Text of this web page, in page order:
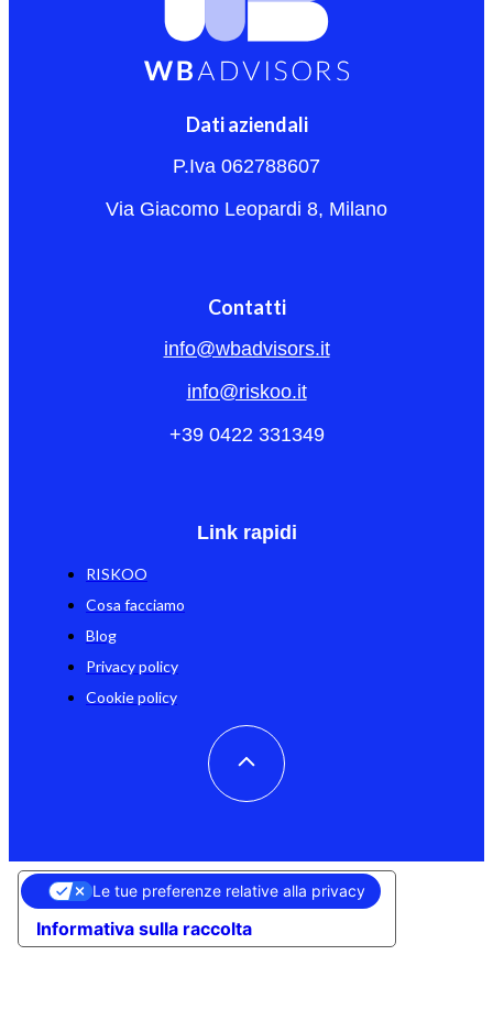
Dati aziendali
P.Iva 062788607
Via Giacomo Leopardi 8, Milano
Contatti
info@wbadvisors.it
info@riskoo.it
+39 0422 331349
Link rapidi
RISKOO
Cosa facciamo
Blog
Privacy policy
Cookie policy
Informativa sulla raccolta
Le tue preferenze relative alla privacy